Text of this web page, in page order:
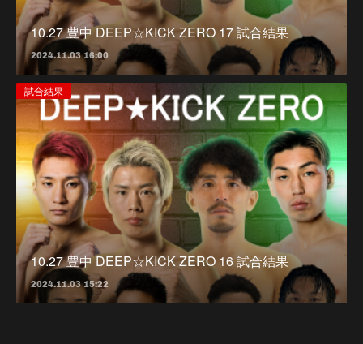
10.27 豊中 DEEP☆KICK ZERO 17 試合結果
2024.11.03 16:00
試合結果
10.27 豊中 DEEP☆KICK ZERO 16 試合結果
2024.11.03 15:22